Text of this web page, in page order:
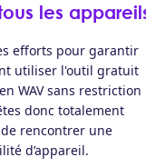
les
efforts pour garantir
utiliser l'outil gratuit
WAV sans restriction
donc totalement
rencontrer une
d’appareil.